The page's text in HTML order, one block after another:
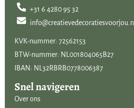
+31 6 4280 95 32
info@creatievedecoratiesvoorjou.nl
KVK-nummer: 72562153
BTW-nummer: NL001804065B27
IBAN: NL32RBRB0778006387
Snel navigeren
Over ons